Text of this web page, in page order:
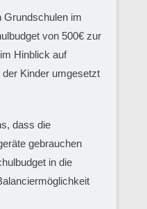
Grundschulen im
von 500€ zur
Hinblick auf
Kinder umgesetzt
dass die
gebrauchen
in die